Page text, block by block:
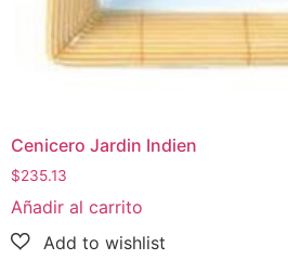
Cenicero Jardin Indien
$235.13
Añadir al carrito